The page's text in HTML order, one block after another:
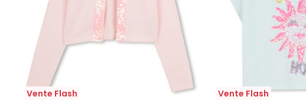
Vente Flash Vente Flash